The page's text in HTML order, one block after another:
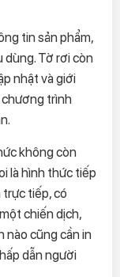
tin sản phẩm,
Tờ rơi còn
nhật và giới
chương trình
không còn
là hình thức tiếp
tiếp, có
chiến dịch,
nào cũng cần in
dẫn người